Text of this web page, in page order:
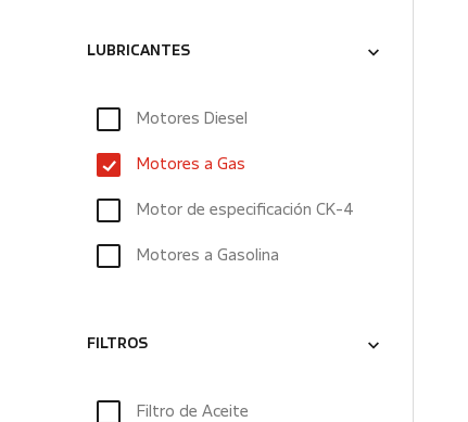
LUBRICANTES
Motores Diesel
Motores a Gas
Motor de especificación CK-4
Motores a Gasolina
FILTROS
Filtro de Aceite